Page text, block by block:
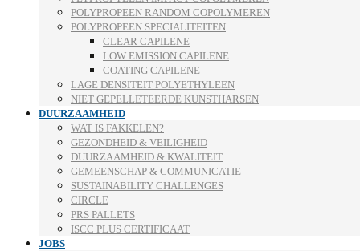
POLYPROPEEN RANDOM COPOLYMEREN
POLYPROPEEN SPECIALITEITEN
CLEAR CAPILENE
LOW EMISSION CAPILENE
COATING CAPILENE
LAGE DENSITEIT POLYETHYLEEN
NIET GEPELLETEERDE KUNSTHARSEN
DUURZAAMHEID
WAT IS FAKKELEN?
GEZONDHEID & VEILIGHEID
DUURZAAMHEID & KWALITEIT
GEMEENSCHAP & COMMUNICATIE
SUSTAINABILITY CHALLENGES
CIRCLE
PRS PALLETS
ISCC PLUS CERTIFICAAT
JOBS